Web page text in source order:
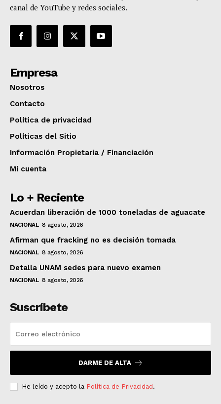
canal de YouTube y redes sociales.
Empresa
Nosotros
Contacto
Política de privacidad
Políticas del Sitio
Información Propietaria / Financiación
Mi cuenta
Lo + Reciente
Acuerdan liberación de 1000 toneladas de aguacate
NACIONAL 8 agosto, 2026
Afirman que fracking no es decisión tomada
NACIONAL 8 agosto, 2026
Detalla UNAM sedes para nuevo examen
NACIONAL 8 agosto, 2026
Suscríbete
DARME DE ALTA
He leído y acepto la Política de Privacidad .